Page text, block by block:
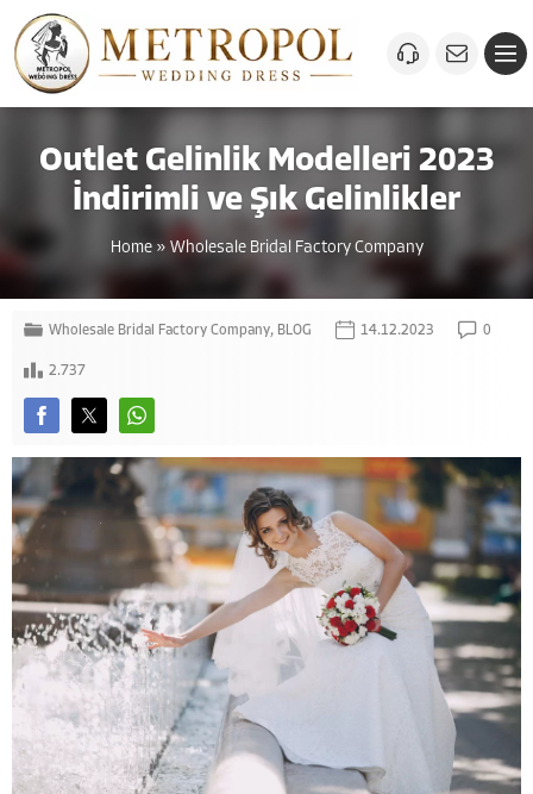
Outlet Gelinlik Modelleri 2023
İndirimli ve Şık Gelinlikler
Home» Wholesale Bridal Factory Company
Wholesale Bridal Factory Company, BLOG 14.12.2023 0
2.737